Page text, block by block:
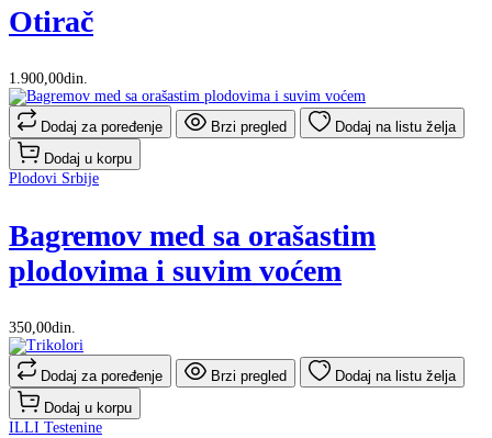
Otirač
1.900,00din.
Dodaj za poređenje Brzi pregled
Dodaj na listu želja
Dodaj u korpu
Plodovi Srbije
Bagremov med sa orašastim
plodovima i suvim voćem
350,00din.
Dodaj za poređenje Brzi pregled
Dodaj na listu želja
Dodaj u korpu
ILLI Testenine